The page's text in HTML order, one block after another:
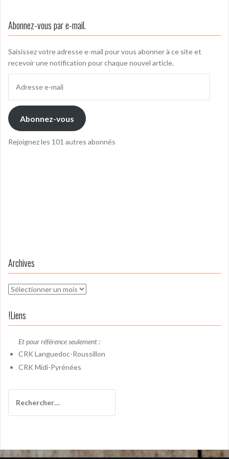
Abonnez-vous par e-mail.
Saisissez votre adresse e-mail pour vous abonner à ce site et
recevoir une notification pour chaque nouvel article.
mail
Abonnez-vous
Rejoignez les 101 autres abonnés
Archives
Archives
!Liens
Et pour référence seulement :
CRK Languedoc-Roussillon
CRK Midi-Pyrénées